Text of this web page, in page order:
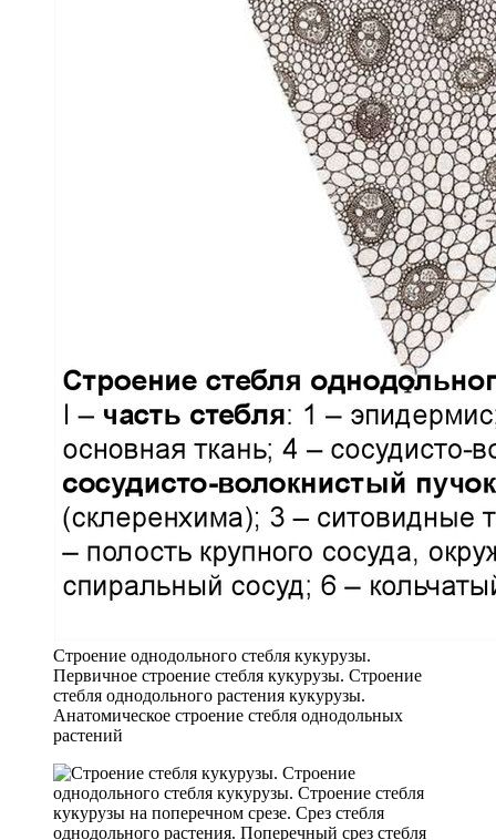
Строение однодольного стебля кукурузы.
Первичное строение стебля кукурузы. Строение
стебля однодольного растения кукурузы.
Анатомическое строение стебля однодольных
растений